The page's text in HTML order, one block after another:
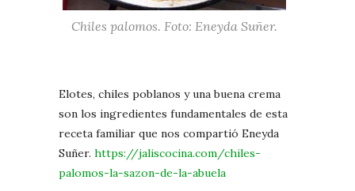
Chiles palomos. Foto: Eneyda Suñer.
Elotes, chiles poblanos y una buena crema
son los ingredientes fundamentales de esta
receta familiar que nos compartió Eneyda
Suñer. https://jaliscocina.com/chiles-
palomos-la-sazon-de-la-abuela